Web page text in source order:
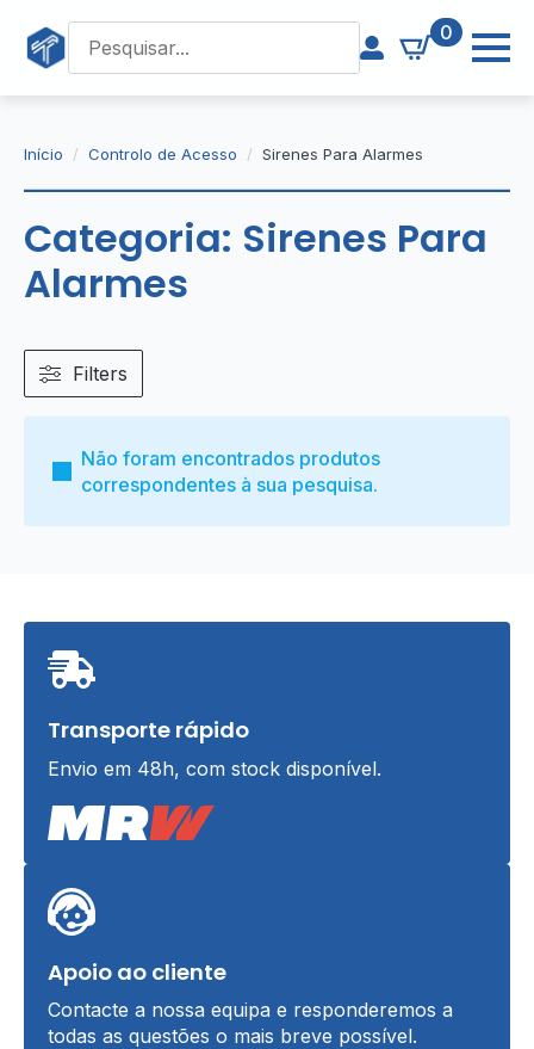
0
Início Controlo de Acesso Sirenes Para Alarmes
Categoria: Sirenes Para
Alarmes
Filters
Não foram encontrados produtos
correspondentes à sua pesquisa.
Transporte rápido
Envio em 48h, com stock disponível.
Apoio ao cliente
Contacte a nossa equipa e responderemos a
todas as questões o mais breve possível.